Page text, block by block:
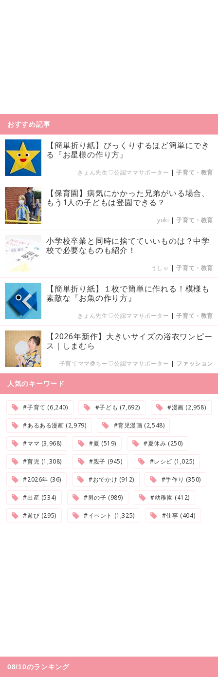
おすすめ記事
【簡単折り紙】びっくりするほど簡単にでき
る『お星様の作り方』
きょん先生♡公認ママサポーター |子育て・教育
【保育園】病気にかかった兄弟がいる場合、
もう1人の子どもは登園できる？
yuki |子育て・教育
小学校卒業と同時に捨てていいものは？中学
校で必要なものも紹介！
うしゃ |子育て・教育
【簡単折り紙】１枚で簡単に作れる！模様も
素敵な『お魚の作り方』
きょん先生♡公認ママサポーター |子育て・教育
【2026年新作】大きいサイズの浴衣ワンピー
ス｜しまむら
子育てママ@ちー♡公認ママサポーター | ファッション
人気のキーワード
#子育て (6,240) #子ども (7,692) #漫画 (2,958)
#あるある漫画 (2,979) #育児漫画 (2,548)
#ママ (3,968) #夏 (519) #夏休み (250)
#育児 (1,308) #親子 (945) #レシピ (1,025)
#2026年 (36) #おでかけ (912) #手作り (350)
#出産 (534) #男の子 (989) #幼稚園 (412)
#遊び (295) #イベント (1,325) #仕事 (404)
08/10のランキング